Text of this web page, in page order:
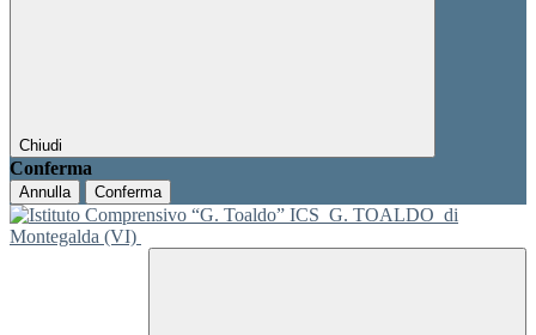
Chiudi
Conferma
Annulla Conferma
ICS G. TOALDO di
Montegalda (VI)